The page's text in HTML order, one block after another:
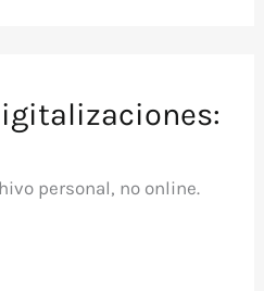
personal, no online.